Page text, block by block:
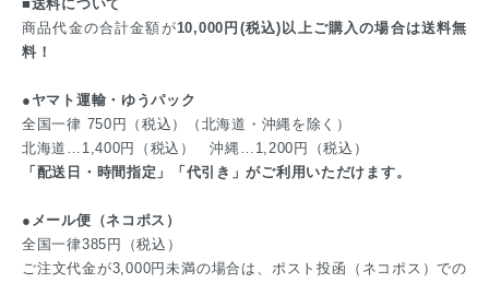
■送料について
商品代金の合計金額が10,000円(税込)以上ご購入の場合は送料無
料！
●ヤマト運輸・ゆうパック
全国一律 750円（税込）（北海道・沖縄を除く）
北海道…1,400円（税込） 沖縄…1,200円（税込）
「配送日・時間指定」「代引き」がご利用いただけます。
●メール便（ネコポス）
全国一律385円（税込）
ご注文代金が3,000円未満の場合は、ポスト投函（ネコポス）での